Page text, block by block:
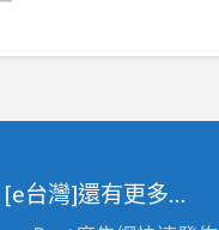
[e台灣]還有更多…